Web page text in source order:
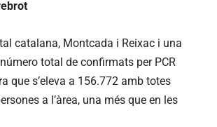
catalana, Montcada i Reixac i una
total de confirmats per PCR
que s’eleva a 156.772 amb totes
a l’àrea, una més que en les